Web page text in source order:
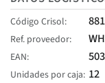
Código Crisol
Ref. proveedor
EAN
Unidades por caja 12